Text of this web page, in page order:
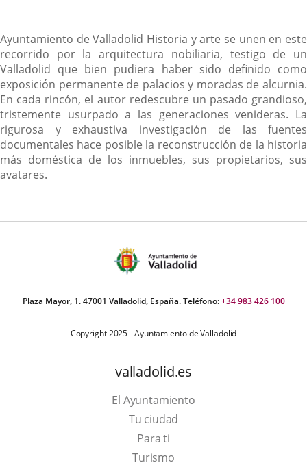
Descripción
Ayuntamiento de Valladolid Historia y arte se unen en este
recorrido por la arquitectura nobiliaria, testigo de un
Valladolid que bien pudiera haber sido definido como
exposición permanente de palacios y moradas de alcurnia.
En cada rincón, el autor redescubre un pasado grandioso,
tristemente usurpado a las generaciones venideras. La
rigurosa y exhaustiva investigación de las fuentes
documentales hace posible la reconstrucción de la historia
más doméstica de los inmuebles, sus propietarios, sus
avatares.
Plaza Mayor, 1. 47001 Valladolid, España. Teléfono:+34 983 426 100
Copyright 2025 - Ayuntamiento de Valladolid
valladolid.es
El Ayuntamiento
Tu ciudad
Para ti
TurismoThis